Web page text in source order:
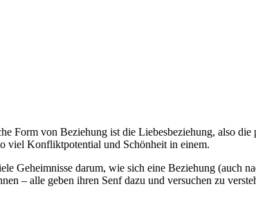
von Beziehung ist die Liebesbeziehung, also
viel Konfliktpotential und Schönheit in einem.
Geheimnisse darum, wie sich eine Beziehung (auch
– alle geben ihren Senf dazu und versuchen zu